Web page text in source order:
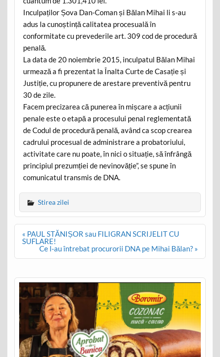
Inculpaților Șova Dan-Coman și Bălan Mihai li s-au
adus la cunoștință calitatea procesuală în
conformitate cu prevederile art. 309 cod de procedură
penală.
La data de 20 noiembrie 2015, inculpatul Bălan Mihai
urmează a fi prezentat la Înalta Curte de Casație și
Justiție, cu propunere de arestare preventivă pentru
30 de zile.
Facem precizarea că punerea în mișcare a acțiunii
penale este o etapă a procesului penal reglementată
de Codul de procedură penală, având ca scop crearea
cadrului procesual de administrare a probatoriului,
activitate care nu poate, în nici o situație, să înfrângă
principiul prezumției de nevinovăție”, se spune în
comunicatul transmis de DNA.
Stirea zilei
Post
navigation
« PAUL STĂNIȘOR sau FILIGRAN SCRIJELIT CU
SUFLARE!
Ce l-au întrebat procurorii DNA pe Mihai Bălan? »